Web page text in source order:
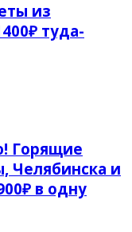
из
туда-
Горящие
Челябинска и
в одну